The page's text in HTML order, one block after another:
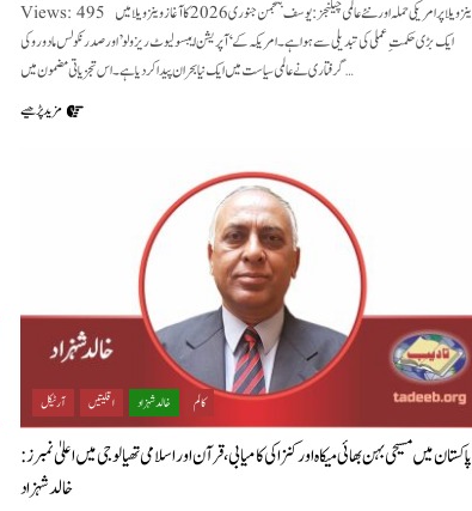
Views: 495 وینزویلا پر امریکی حملہ اور نئے عالمی چیلنجز : یوسف بنجمن جنوری 2026 کا آغاز وینزویلا میں
ایک بڑی حکمتِ عملی کی تبدیلی سے ہوا ہے ۔ امریکہ کے ‘آپریشن ایبسولیوٹ ریزولو’ اور صدر نکولس مادورو کی
گرفتاری نے عالمی سیاست میں ایک نیا بحران پیدا کر دیا ہے۔ اس تجزیاتی مضمون میں…
مزید پڑھیے
آرٹیکل اقلیتیں خالد شہزاد کالم
پاکستان میں مسیحی بہن بھائی میکاہ اور کنزا کی کامیابی، قرآن اور اسلامی تھیالوجی میں اعلیٰ نمبرز :
خالد شہزاد